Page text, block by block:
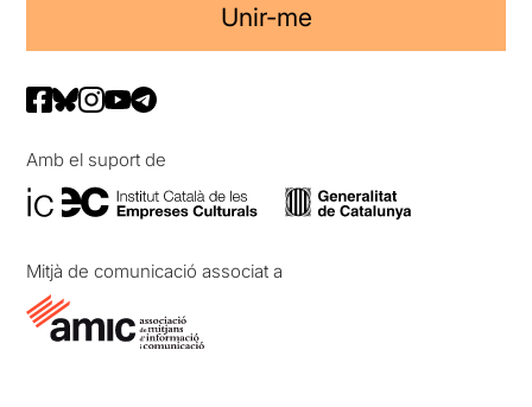
Unir-me
Amb el suport de
Mitjà de comunicació associat a